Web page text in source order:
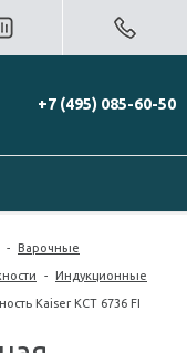
+7 (495) 085-60-50
- Варочные
- Индукционные
Kaiser KCT 6736 FI